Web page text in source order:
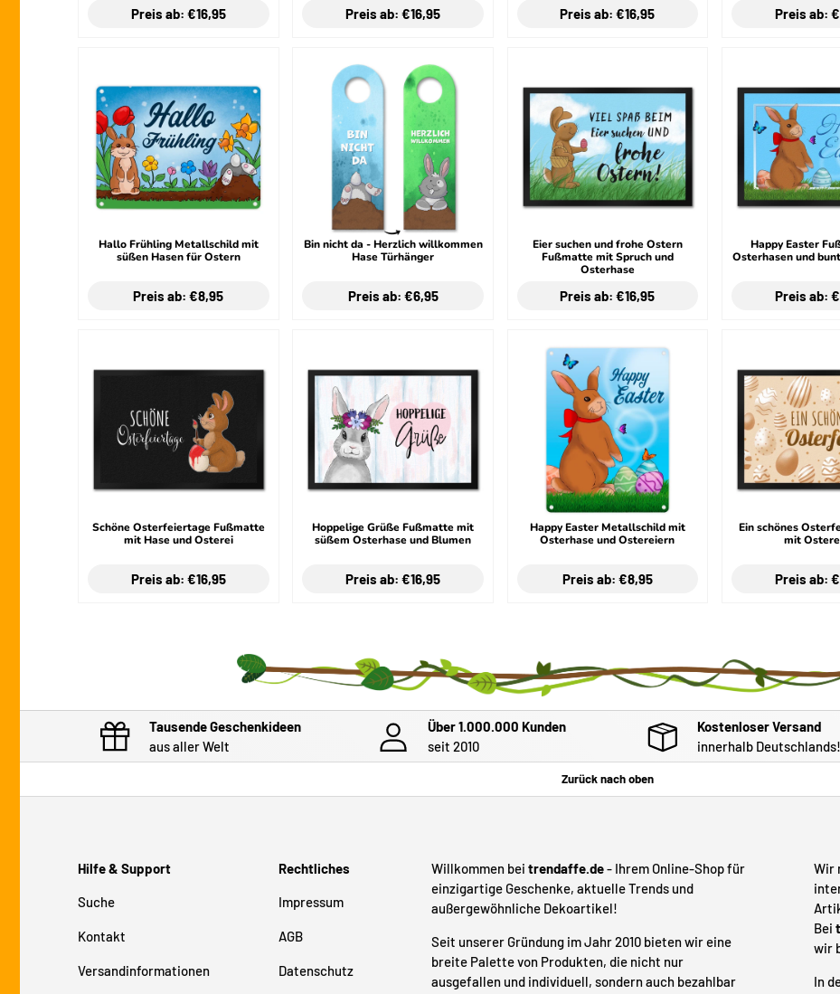
Preis ab: €16,95 Preis ab: €16,95 Preis ab: €16,95 Preis ab:
Hallo Frühling Metallschild mit
süßen Hasen für Ostern
Preis ab: €8,95
Bin nicht da - Herzlich willkommen
Hase Türhänger
Preis ab: €6,95
Eier suchen und frohe Ostern
Fußmatte mit Spruch und
Osterhase
Preis ab: €16,95
Happy Easter
Osterhasen und
Preis ab:
Schöne Osterfeiertage Fußmatte
mit Hase und Osterei
Preis ab: €16,95
Hoppelige Grüße Fußmatte mit
süßem Osterhase und Blumen
Preis ab: €16,95
Happy Easter Metallschild mit
Osterhase und Ostereiern
Preis ab: €8,95
Ein schönes
mit
Preis ab:
Tausende Geschenkideen
aus aller Welt
Über 1.000.000 Kunden
seit 2010
Kostenloser Versand
innerhalb Deutschlands!
Zurück nach oben
Hilfe & Support
Suche
Kontakt
Versandinformationen
Rechtliches
Impressum
AGB
Datenschutz
Willkommen bei trendaffe.de- Ihrem Online-Shop für
einzigartige Geschenke, aktuelle Trends und
außergewöhnliche Dekoartikel!
Seit unserer Gründung im Jahr 2010 bieten wir eine
breite Palette von Produkten, die nicht nur
ausgefallen und individuell, sondern auch bezahlbar
Wir
Bei
wir
In